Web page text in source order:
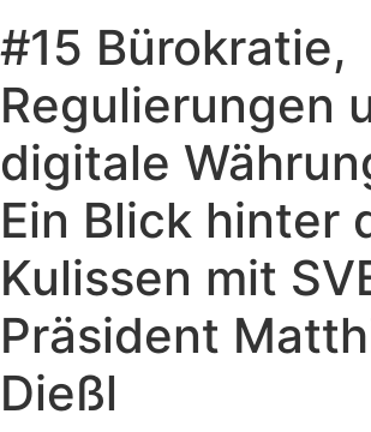
#15 Bürokratie,
Regulierungen
digitale
Ein Blick hinter
Kulissen mit
Präsident
Dießl